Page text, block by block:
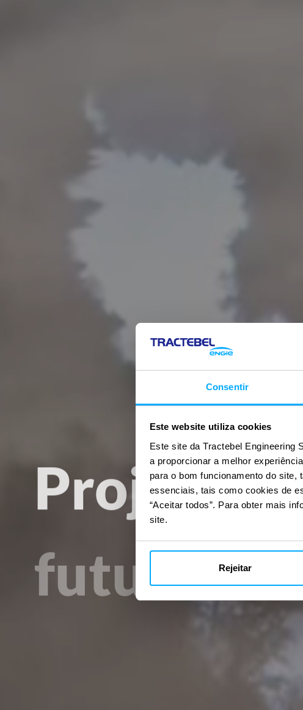
Consentir
Este website utiliza cookies
Este site da Tractebel Engineering
a proporcionar a melhor
para o bom funcionamento do
essenciais, tais como cookies de
“Aceitar todos”. Para obter mais
site.
Rejeitar
futuro
carbono